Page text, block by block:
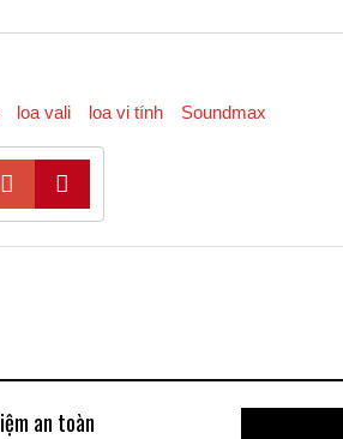
loa vali loa vi tính Soundmax
an toàn